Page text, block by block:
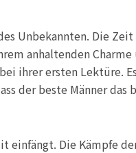
Unbekannten. Die
anhaltenden Charme
ihrer ersten Lektüre.
der beste Männer das
einfängt. Die Kämpfe